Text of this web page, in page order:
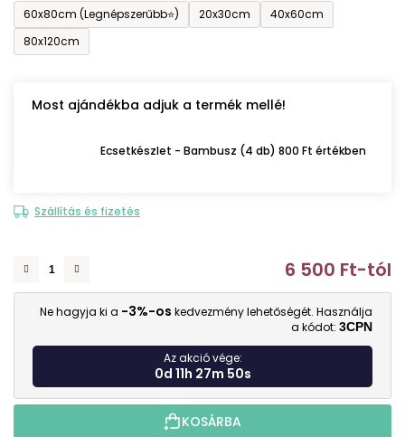
60x80cm (Legnépszerűbb⭐)
20x30cm
40x60cm
80x120cm
Most ajándékba adjuk a termék mellé!
Ecsetkészlet - Bambusz (4 db) 800 Ft értékben
Szállítás és fizetés
6 500 Ft-tól
Ne hagyja ki a -3%-os kedvezmény lehetőségét. Használja
a kódot: 3CPN
Az akció vége:
0d 11h 27m 50s
KOSÁRBA